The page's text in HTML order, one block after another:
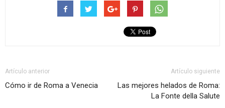
Artículo anterior
Cómo ir de Roma a Venecia
Artículo siguiente
Las mejores helados de Roma:
La Fonte della Salute